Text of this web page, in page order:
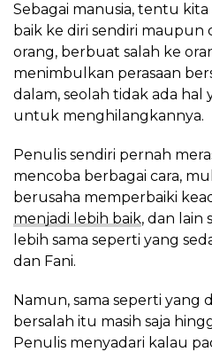
Sebagai manusia, tentu
baik ke diri sendiri maupun
orang, berbuat salah ke
menimbulkan perasaan
dalam, seolah tidak ada hal
untuk menghilangkannya.
Penulis sendiri pernah
mencoba berbagai cara,
berusaha memperbaiki
menjadi lebih baik, dan lain
lebih sama seperti yang
dan Fani.
Namun, sama seperti yang
bersalah itu masih saja
Penulis menyadari kalau